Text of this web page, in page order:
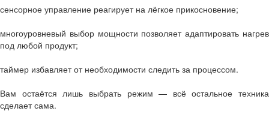
сенсорное управление реагирует на лёгкое прикосновение;
многоуровневый выбор мощности позволяет адаптировать нагрев
под любой продукт;
таймер избавляет от необходимости следить за процессом.
Вам остаётся лишь выбрать режим — всё остальное техника
сделает сама.